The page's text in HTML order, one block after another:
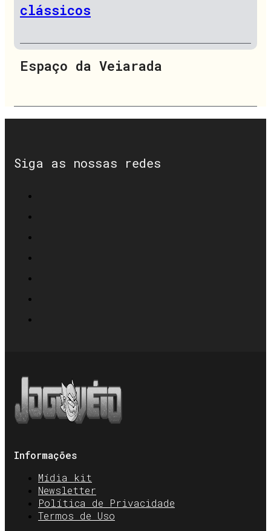
clássicos
Espaço da Veiarada
Siga as nossas redes
Informações
Mídia kit
Newsletter
Política de Privacidade
Termos de Uso